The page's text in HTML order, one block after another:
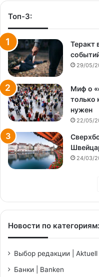
Топ-3:
Теракт
29/05/
Миф о
только
нужен
22/05/
24/03/
Новости по категориям:
Выбор редакции | Aktuell
Банки | Banken